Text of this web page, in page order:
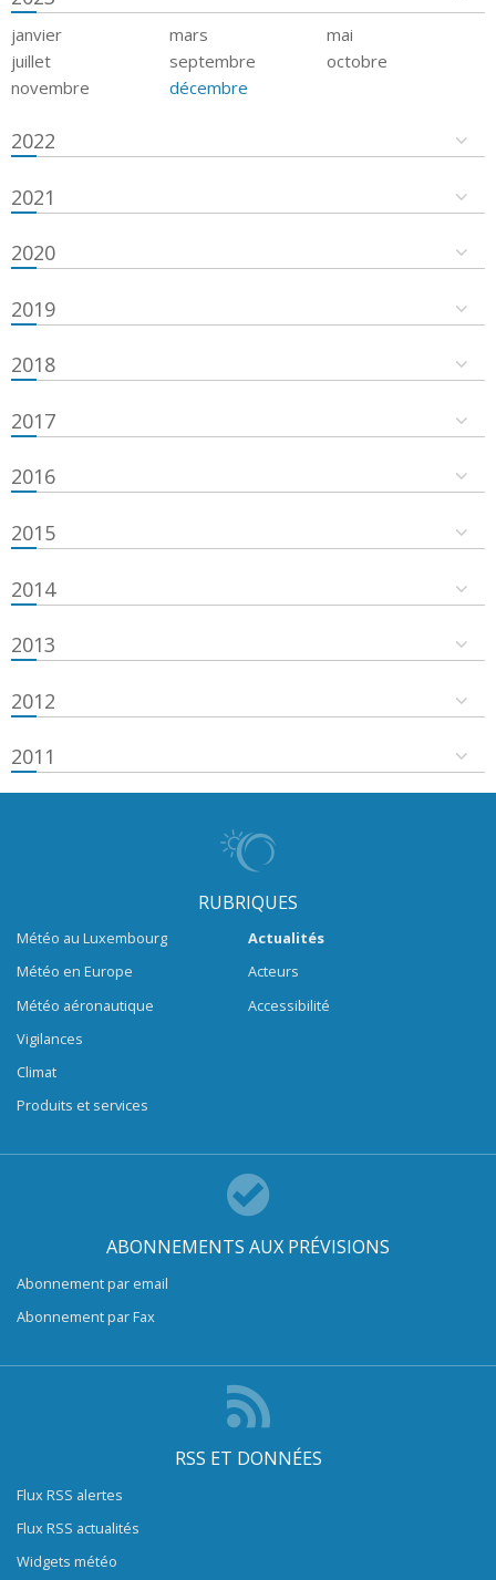
janvier mars
mai
juillet
septembre
octobre
novembre
décembre
2022
2021
2020
2019
2018
2017
2016
2015
2014
2013
2012
2011
RUBRIQUES
Météo au Luxembourg
Météo en Europe
Météo aéronautique
Vigilances
Climat
Produits et services
Actualités
Acteurs
Accessibilité
ABONNEMENTS AUX PRÉVISIONS
Abonnement par email
Abonnement par Fax
RSS ET DONNÉES
Flux RSS alertes
Flux RSS actualités
Widgets météo